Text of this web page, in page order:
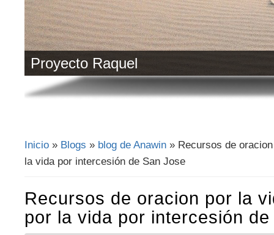
Proyecto Raquel
Se encuentra usted aquí
Inicio » Blogs » blog de Anawin » Recursos de
la vida por intercesión de San Jose
Recursos de oracion por la
por la vida por intercesión